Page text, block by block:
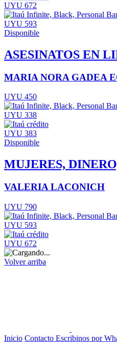
UYU 672
UYU 593
Disponible
ASESINATOS EN
MARIA NORA GADEA
UYU 450
UYU 338
UYU 383
Disponible
MUJERES,
VALERIA LACONICH
UYU 790
UYU 593
UYU 672
Volver arriba
Inicio Contacto Escribinos por